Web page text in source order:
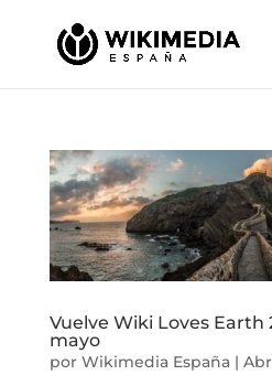
Vuelve Wiki Loves Earth
mayo
por Wikimedia España|